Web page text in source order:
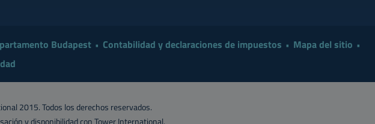
Budapest Contabilidad y declaraciones de impuestos
Mapa del sitio
2015. Todos los derechos reservados.
y disponibilidad conTower International.